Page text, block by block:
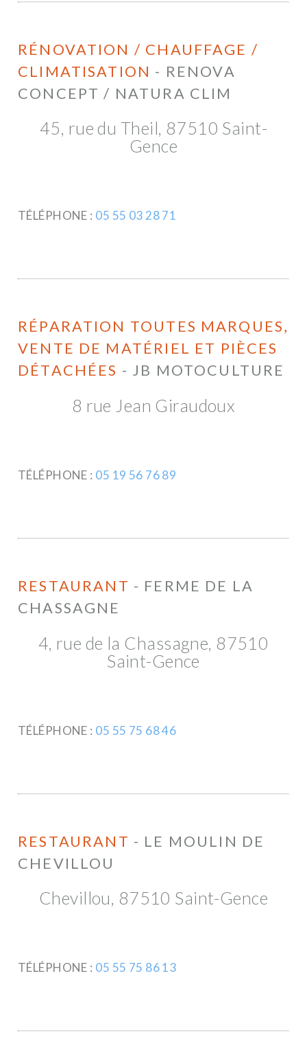
RÉNOVATION / CHAUFFAGE /
CLIMATISATION - RENOVA
CONCEPT / NATURA CLIM
45, rue du Theil, 87510 Saint-
Gence
TÉLÉPHONE : 05 55 03 28 71
RÉPARATION TOUTES MARQUES,
VENTE DE MATÉRIEL ET PIÈCES
DÉTACHÉES - JB MOTOCULTURE
8 rue Jean Giraudoux
TÉLÉPHONE : 05 19 56 76 89
RESTAURANT - FERME DE LA
CHASSAGNE
4, rue de la Chassagne, 87510
Saint-Gence
TÉLÉPHONE : 05 55 75 68 46
RESTAURANT - LE MOULIN DE
CHEVILLOU
Chevillou, 87510 Saint-Gence
TÉLÉPHONE : 05 55 75 86 13